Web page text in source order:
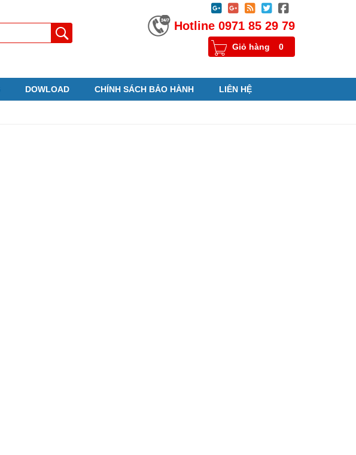





Hotline 0971 85 29 79
Giỏ hàng 0
DOWLOAD CHÍNH SÁCH BẢO HÀNH LIÊN HỆ